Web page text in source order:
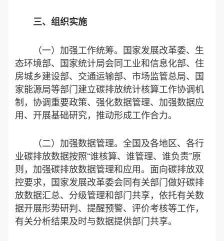
三、组织实施
（一）加强工作统筹。国家发展改革委、生
态环境部、国家统计局会同工业和信息化部、住
房城乡建设部、交通运输部、市场监管总局、国
家能源局等部门建立碳排放统计核算工作协调机
制，协调重要政策、强化数据管理、加强数据应
用、开展基础研究，推动形成工作合力。
（二）加强数据管理。全国及各地区、各行
业碳排放数据按照“谁核算、谁管理、谁负责”原
则，加强碳排放数据管理和应用。面向碳排放双
控要求，国家发展改革委会同有关部门做好碳排
放数据汇总、分级管理和部门共享，依托有关数
据开展形势研判、提醒预警、评价考核等工作，
有关分析结果及时与数据提供部门共享。